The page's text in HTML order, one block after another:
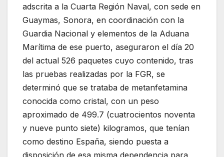
adscrita a la Cuarta Región Naval, con sede en
Guaymas, Sonora, en coordinación con la
Guardia Nacional y elementos de la Aduana
Marítima de ese puerto, aseguraron el día 20
del actual 526 paquetes cuyo contenido, tras
las pruebas realizadas por la FGR, se
determinó que se trataba de metanfetamina
conocida como cristal, con un peso
aproximado de 499.7 (cuatrocientos noventa
y nueve punto siete) kilogramos, que tenían
como destino España, siendo puesta a
disposición de esa misma dependencia para